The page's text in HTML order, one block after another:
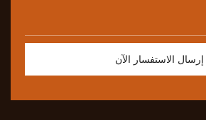
إرسال الاستفسار الآن